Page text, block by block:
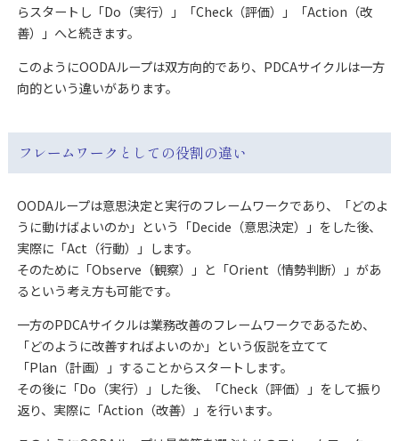
らスタートし「Do（実行）」「Check（評価）」「Action（改
善）」へと続きます。
このようにOODAループは双方向的であり、PDCAサイクルは一方
向的という違いがあります。
フレームワークとしての役割の違い
OODAループは意思決定と実行のフレームワークであり、「どのよ
うに動けばよいのか」という「Decide（意思決定）」をした後、
実際に「Act（行動）」します。
そのために「Observe（観察）」と「Orient（情勢判断）」があ
るという考え方も可能です。
一方のPDCAサイクルは業務改善のフレームワークであるため、
「どのように改善すればよいのか」という仮説を立てて
「Plan（計画）」することからスタートします。
その後に「Do（実行）」した後、「Check（評価）」をして振り
返り、実際に「Action（改善）」を行います。